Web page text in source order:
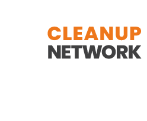
Zum Hauptinhalt springen